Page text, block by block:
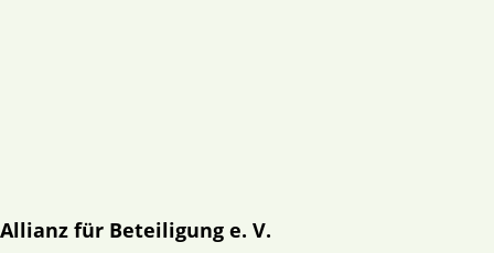
Allianz für Beteiligung e. V.